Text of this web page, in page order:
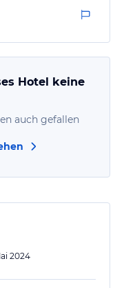
Hotel keine
auch gefallen
2024